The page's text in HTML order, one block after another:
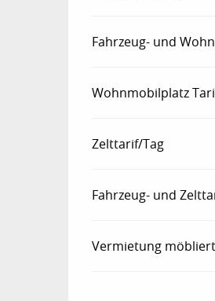
Fahrzeug- und
Wohnmobilplatz
Zelttarif/Tag
Fahrzeug- und
Vermietung